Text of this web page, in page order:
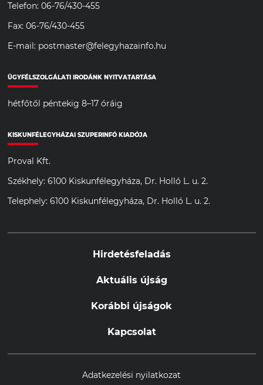
Telefon: 06-76/430-455
Fax: 06-76/430-455
E-mail: postmaster@felegyhazainfo.hu
ÜGYFÉLSZOLGÁLATI IRODÁNK NYITVATARTÁSA
hétfőtől péntekig 8–17 óráig
KISKUNFÉLEGYHÁZAI SZUPERINFÓ KIADÓJA
Proval Kft.
Székhely: 6100 Kiskunfélegyháza, Dr. Holló L. u. 2.
Telephely: 6100 Kiskunfélegyháza, Dr. Holló L. u. 2.
Hirdetésfeladás
Aktuális újság
Korábbi újságok
Kapcsolat
Adatkezelési nyilatkozat